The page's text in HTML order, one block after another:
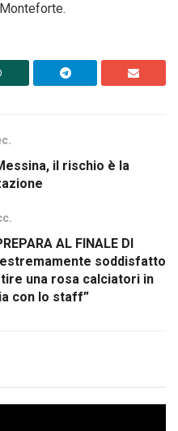
il rischio è la
AL FINALE DI
estremamente soddisfatto
una rosa calciatori in
con lo staff”